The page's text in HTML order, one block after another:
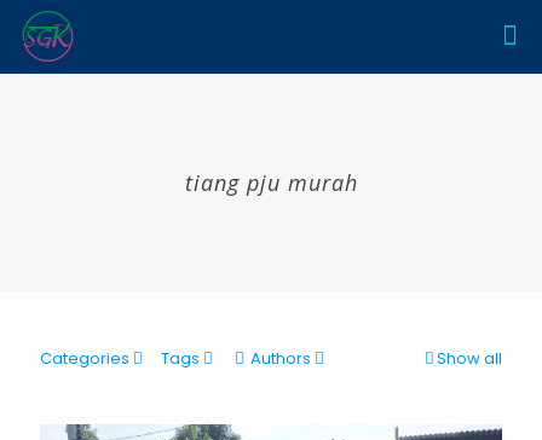
tiang pju murah
Categories Tags Authors Show all